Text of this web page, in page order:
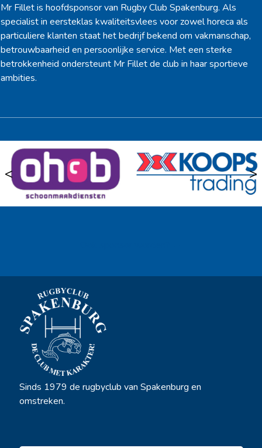
Mr Fillet is hoofdsponsor van Rugby Club Spakenburg. Als
specialist in eersteklas kwaliteitsvlees voor zowel horeca als
particuliere klanten staat het bedrijf bekend om vakmanschap,
betrouwbaarheid en persoonlijke service. Met een sterke
betrokkenheid ondersteunt Mr Fillet de club in haar sportieve
ambities.
< >
Sinds 1979 de rugbyclub van Spakenburg en
omstreken.